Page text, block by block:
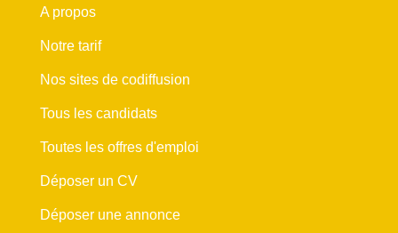
A propos
Notre tarif
Nos sites de codiffusion
Tous les candidats
Toutes les offres d'emploi
Déposer un CV
Déposer une annonce